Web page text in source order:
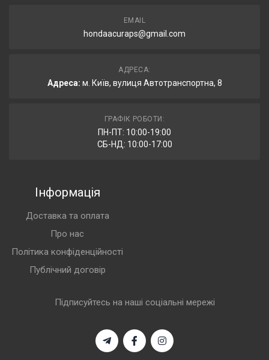
EMAIL
hondaacuraps@gmail.com
АДРЕСА:
Адреса: м. Київ, вулиця Автотранспортна, 8
ГРАФІК РОБОТИ:
ПН-ПТ: 10:00-19:00
СБ-НД: 10:00-17:00
Інформація
Доставка та оплата
Про нас
Політика конфіденційності
Публічний договір
Підписуйтесь на наші соціальні мережі